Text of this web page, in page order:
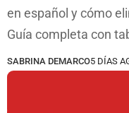
en español y cómo
Guía completa con
SABRINA DEMARCO5 DÍAS